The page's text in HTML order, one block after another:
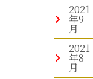
2021
年9
月
2021
年8
月